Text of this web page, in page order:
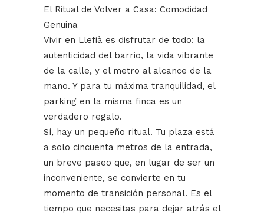
El Ritual de Volver a Casa: Comodidad
Genuina
Vivir en Llefià es disfrutar de todo: la
autenticidad del barrio, la vida vibrante
de la calle, y el metro al alcance de la
mano. Y para tu máxima tranquilidad, el
parking en la misma finca es un
verdadero regalo.
Sí, hay un pequeño ritual. Tu plaza está
a solo cincuenta metros de la entrada,
un breve paseo que, en lugar de ser un
inconveniente, se convierte en tu
momento de transición personal. Es el
tiempo que necesitas para dejar atrás el